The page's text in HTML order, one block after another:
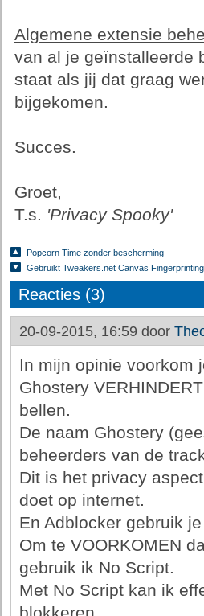
Algemene extensie
van al je geïnstalleerde
staat als jij dat graag
bijgekomen.
Succes.
Groet,
T.s. 'Privacy Spooky'
Popcorn Time zonder bescherming
Gebruikt Tweakers.net Canvas
Reacties (3)
20-09-2015, 16:59 door
In mijn opinie voorkom
Ghostery
bellen.
De naam Ghostery
beheerders van de
Dit is het privacy
doet op internet.
En Adblocker gebruik
Om te VOORKOMEN
gebruik ik No Script.
Met No Script kan ik